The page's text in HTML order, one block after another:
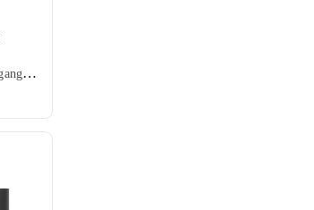
Forforstærker, Phono-indgang, Bluetooth, Indbygget Wi-Fi